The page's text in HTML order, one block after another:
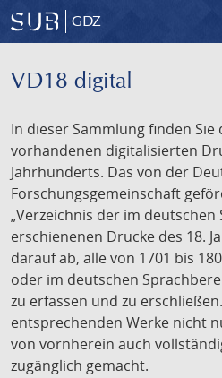
GDZ
VD18 digital
In dieser Sammlung finden
vorhandenen digitalisierten
Jahrhunderts. Das von der
Forschungsgemeinschaft
„Verzeichnis der im deutschen
erschienenen Drucke des 18.
darauf ab, alle von 1701 bis
oder im deutschen
zu erfassen und zu
entsprechenden Werke nicht
von vornherein auch
zugänglich gemacht.